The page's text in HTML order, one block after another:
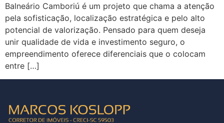
Balneário Camboriú é um projeto que chama a atenção
pela sofisticação, localização estratégica e pelo alto
potencial de valorização. Pensado para quem deseja
unir qualidade de vida e investimento seguro, o
empreendimento oferece diferenciais que o colocam
entre […]